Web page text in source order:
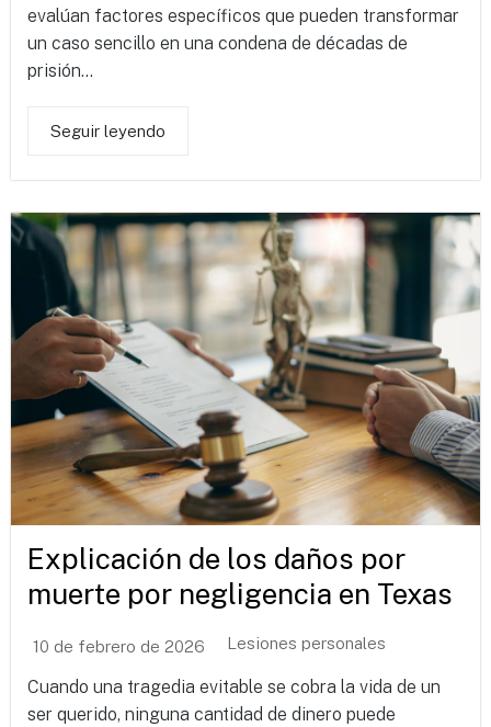
evalúan factores específicos que pueden transformar
un caso sencillo en una condena de décadas de
prisión...
Seguir leyendo
Explicación de los daños por
muerte por negligencia en Texas
10 de febrero de 2026 Lesiones personales
Cuando una tragedia evitable se cobra la vida de un
ser querido, ninguna cantidad de dinero puede